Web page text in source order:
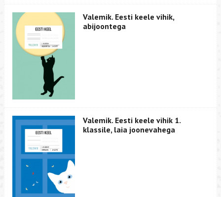
Valemik. Eesti keele vihik,
abijoontega
Valemik. Eesti keele vihik 1.
klassile, laia joonevahega